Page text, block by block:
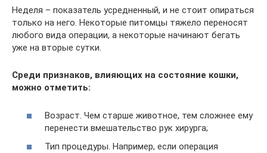
Неделя – показатель усредненный, и не стоит опираться
только на него. Некоторые питомцы тяжело переносят
любого вида операции, а некоторые начинают бегать
уже на вторые сутки.
Среди признаков, влияющих на состояние кошки,
можно отметить:
Возраст. Чем старше животное, тем сложнее ему
перенести вмешательство рук хирурга;
Тип процедуры. Например, если операция